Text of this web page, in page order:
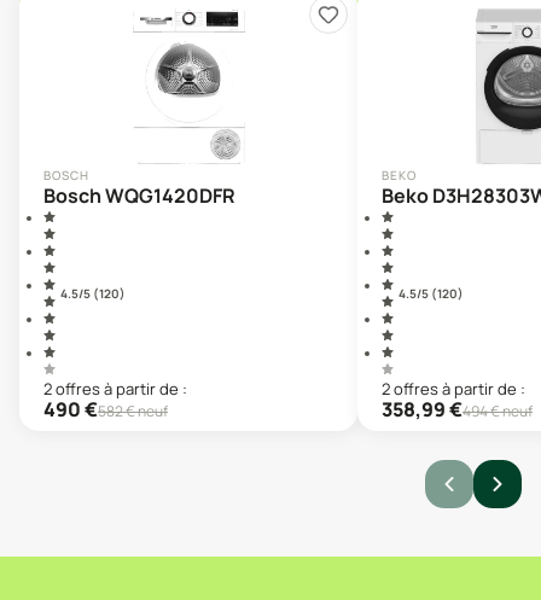
BOSCH
Bosch WQG1420DFR
4.5/5 (120)
2offresà partir de :
490€582€ neuf
BEKO
Beko
4.5/5 (120)
2offresà partir de :
358,99€494€ neuf